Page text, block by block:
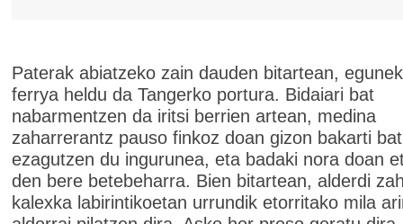
Paterak abiatzeko zain dauden bitartean,
ferrya heldu da Tangerko portura. Bidaiari bat
nabarmentzen da iritsi berrien artean, medina
zaharrerantz pauso finkoz doan gizon bakarti
ezagutzen du ingurunea, eta badaki nora doan
den bere betebeharra. Bien bitartean, alderdi
kalexka labirintikoetan urrundik etorritako mila